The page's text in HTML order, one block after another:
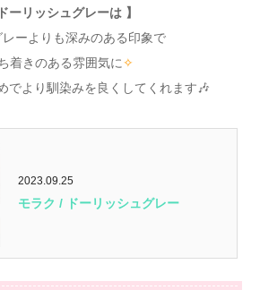
ーリッシュグレーは 】
レーよりも深みのある印象で
着きのある雰囲気に✧
でより馴染みを良くしてくれます🎶
2023.09.25
モラク / ドーリッシュグレー